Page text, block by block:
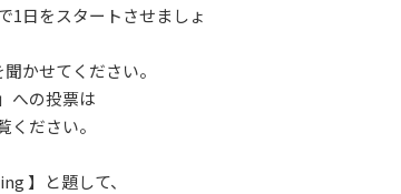
1日をスタートさせましょ
かせてください。
への投票は
ください。
】と題して、